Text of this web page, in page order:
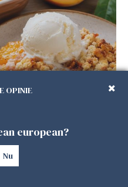
de la prima
OPINIE
european?
Nu